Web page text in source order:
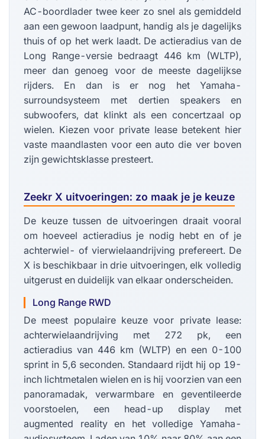
AC-boordlader twee keer zo snel als gemiddeld
aan een gewoon laadpunt, handig als je dagelijks
thuis of op het werk laadt. De actieradius van de
Long Range-versie bedraagt 446 km (WLTP),
meer dan genoeg voor de meeste dagelijkse
rijders. En dan is er nog het Yamaha-
surroundsysteem met dertien speakers en
subwoofers, dat klinkt als een concertzaal op
wielen. Kiezen voor private lease betekent hier
vaste maandlasten voor een auto die ver boven
zijn gewichtsklasse presteert.
Zeekr X uitvoeringen: zo maak je je keuze
De keuze tussen de uitvoeringen draait vooral
om hoeveel actieradius je nodig hebt en of je
achterwiel- of vierwielaandrijving prefereert. De
X is beschikbaar in drie uitvoeringen, elk volledig
uitgerust en duidelijk van elkaar onderscheiden.
Long Range RWD
De meest populaire keuze voor private lease:
achterwielaandrijving met 272 pk, een
actieradius van 446 km (WLTP) en een 0-100
sprint in 5,6 seconden. Standaard rijdt hij op 19-
inch lichtmetalen wielen en is hij voorzien van een
panoramadak, verwarmbare en geventileerde
voorstoelen, een head-up display met
augmented reality en het volledige Yamaha-